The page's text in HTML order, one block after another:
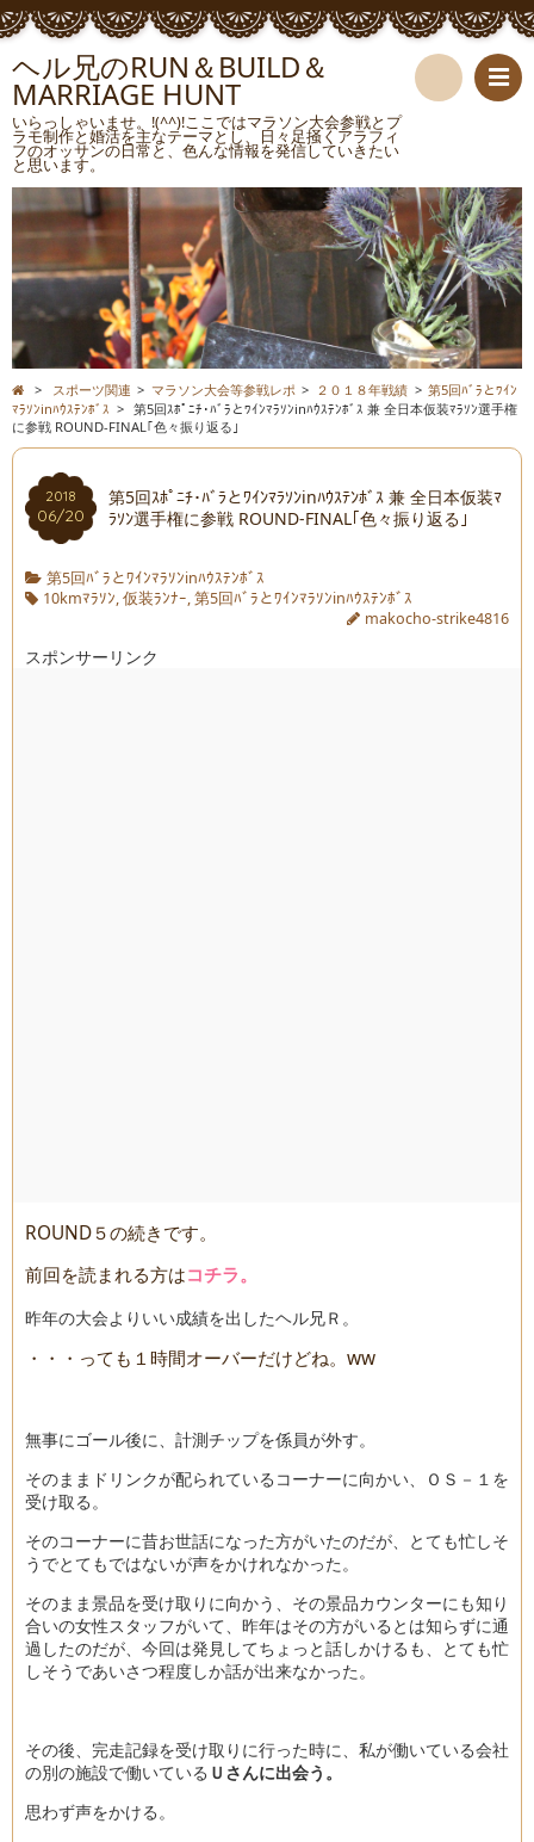
ヘル兄のRUN＆BUILD＆
MARRIAGE HUNT
いらっしゃいませ。!(^^)!ここではマラソン大会参戦とプ
ラモ制作と婚活を主なテーマとし、日々足掻くアラフィ
フのオッサンの日常と、色んな情報を発信していきたい
と思います。
> スポーツ関連 > マラソン大会等参戦レポ > ２０１８年戦績 > 第5回ﾊﾞﾗとﾜｲﾝ
ﾏﾗｿﾝinﾊｳｽﾃﾝﾎﾞｽ > 第5回ｽﾎﾟﾆﾁ･ﾊﾞﾗとﾜｲﾝﾏﾗｿﾝinﾊｳｽﾃﾝﾎﾞｽ 兼 全日本仮装ﾏﾗｿﾝ選手権
に参戦 ROUND-FINAL｢色々振り返る｣
2018
06/20
第5回ｽﾎﾟﾆﾁ･ﾊﾞﾗとﾜｲﾝﾏﾗｿﾝinﾊｳｽﾃﾝﾎﾞｽ 兼 全日本仮装ﾏ
ﾗｿﾝ選手権に参戦 ROUND-FINAL｢色々振り返る｣
第5回ﾊﾞﾗとﾜｲﾝﾏﾗｿﾝinﾊｳｽﾃﾝﾎﾞｽ
10kmﾏﾗｿﾝ,仮装ﾗﾝﾅｰ,第5回ﾊﾞﾗとﾜｲﾝﾏﾗｿﾝinﾊｳｽﾃﾝﾎﾞｽ
makocho-strike4816
スポンサーリンク
ROUND５の続きです。
前回を読まれる方はコチラ。
昨年の大会よりいい成績を出したヘル兄Ｒ。
・・・っても１時間オーバーだけどね。ww
無事にゴール後に、計測チップを係員が外す。
そのままドリンクが配られているコーナーに向かい、ＯＳ－１を
受け取る。
そのコーナーに昔お世話になった方がいたのだが、とても忙しそ
うでとてもではないが声をかけれなかった。
そのまま景品を受け取りに向かう、その景品カウンターにも知り
合いの女性スタッフがいて、昨年はその方がいるとは知らずに通
過したのだが、今回は発見してちょっと話しかけるも、とても忙
しそうであいさつ程度しか話が出来なかった。
その後、完走記録を受け取りに行った時に、私が働いている会社
の別の施設で働いている Ｕさんに出会う。
思わず声をかける。